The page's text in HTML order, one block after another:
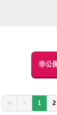
非公
1 2